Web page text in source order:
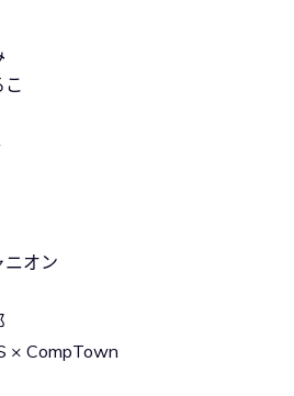
ニオン
× CompTown